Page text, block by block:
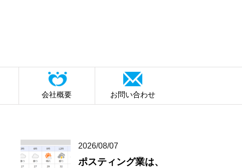
会社概要 お問い合わせ
2026/08/07
ポスティング業は、